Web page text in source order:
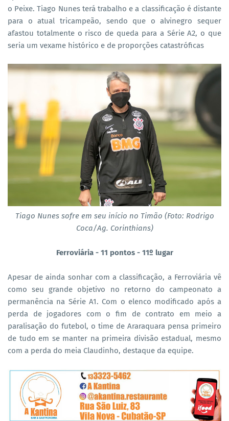
o Peixe. Tiago Nunes terá trabalho e a classificação é distante
para o atual tricampeão, sendo que o alvinegro sequer
afastou totalmente o risco de queda para a Série A2, o que
seria um vexame histórico e de proporções catastróficas
Tiago Nunes sofre em seu início no Timão (Foto: Rodrigo
Coca/Ag. Corinthians)
Ferroviária - 11 pontos - 11º lugar
Apesar de ainda sonhar com a classificação, a Ferroviária vê
como seu grande objetivo no retorno do campeonato a
permanência na Série A1. Com o elenco modificado após a
perda de jogadores com o fim de contrato em meio a
paralisação do futebol, o time de Araraquara pensa primeiro
de tudo em se manter na primeira divisão estadual, mesmo
com a perda do meia Claudinho, destaque da equipe.